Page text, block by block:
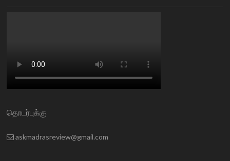
தொடர்புக்கு
askmadrasreview@gmail.com